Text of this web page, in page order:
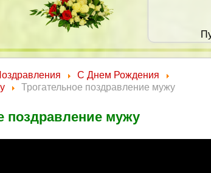
С Днем Рождения
Трогательное поздравление мужу
поздравление мужу